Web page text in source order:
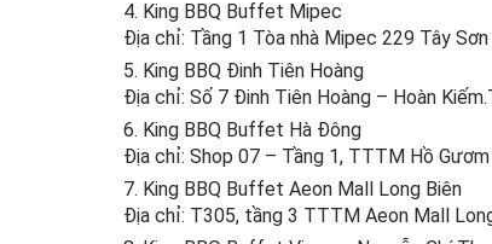
4. King BBQ Buffet Mipec
Địa chỉ: Tầng 1 Tòa nhà Mipec 229 Tây
5. King BBQ Đinh Tiên Hoàng
Địa chỉ: Số 7 Đinh Tiên Hoàng – Hoàn
6. King BBQ Buffet Hà Đông
Địa chỉ: Shop 07 – Tầng 1, TTTM Hồ
7. King BBQ Buffet Aeon Mall Long Biên
Địa chỉ: T305, tầng 3 TTTM Aeon Mall